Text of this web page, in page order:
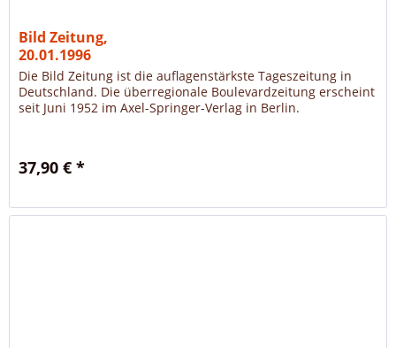
Bild Zeitung,
20.01.1996
Die Bild Zeitung ist die auflagenstärkste Tageszeitung in
Deutschland. Die überregionale Boulevardzeitung erscheint
seit Juni 1952 im Axel-Springer-Verlag in Berlin.
37,90 € *